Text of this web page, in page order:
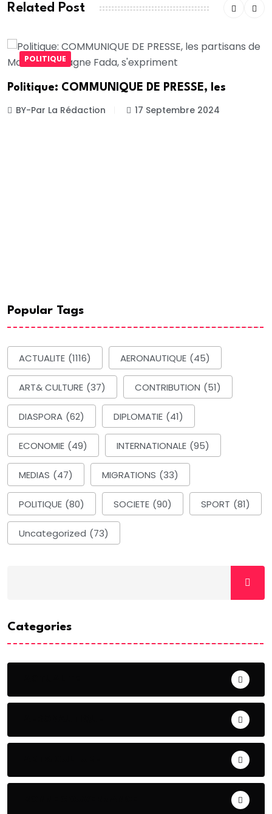
Related Post
POLITIQUE
Politique: COMMUNIQUE DE PRESSE, les
BY-Par La Rédaction 17 Septembre 2024
Popular Tags
ACTUALITE (1116) AERONAUTIQUE (45)
ART& CULTURE (37) CONTRIBUTION (51)
DIASPORA (62) DIPLOMATIE (41)
ECONOMIE (49) INTERNATIONALE (95)
MEDIAS (47) MIGRATIONS (33)
POLITIQUE (80) SOCIETE (90) SPORT (81)
Uncategorized (73)
Categories